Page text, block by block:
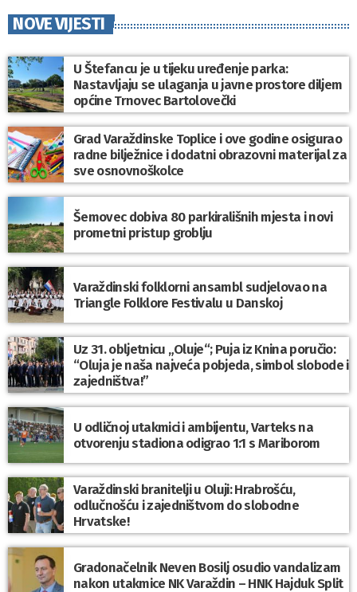
NOVE VIJESTI
U Štefancu je u tijeku uređenje parka:
Nastavljaju se ulaganja u javne prostore diljem
općine Trnovec Bartolovečki
Grad Varaždinske Toplice i ove godine osigurao
radne bilježnice i dodatni obrazovni materijal za
sve osnovnoškolce
Šemovec dobiva 80 parkirališnih mjesta i novi
prometni pristup groblju
Varaždinski folklorni ansambl sudjelovao na
Triangle Folklore Festivalu u Danskoj
Uz 31. obljetnicu „Oluje“; Puja iz Knina poručio:
“Oluja je naša najveća pobjeda, simbol slobode i
zajedništva!”
U odličnoj utakmici i ambijentu, Varteks na
otvorenju stadiona odigrao 1:1 s Mariborom
Varaždinski branitelji u Oluji: Hrabrošću,
odlučnošću i zajedništvom do slobodne
Hrvatske!
Gradonačelnik Neven Bosilj osudio vandalizam
nakon utakmice NK Varaždin – HNK Hajduk Split